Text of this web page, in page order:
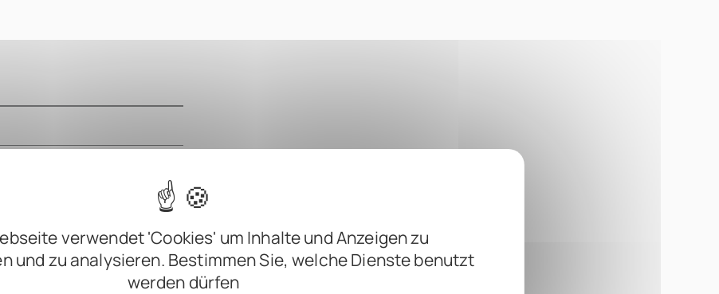
verwendet 'Cookies' um Inhalte und Anzeigen zu
und zu analysieren. Bestimmen Sie, welche Dienste benutzt
werden dürfen
negative